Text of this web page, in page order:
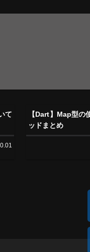
て
【Dart】Map型の
ッドまとめ